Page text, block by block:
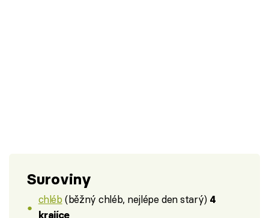
Suroviny
chléb (běžný chléb, nejlépe den starý) 4
krajíce